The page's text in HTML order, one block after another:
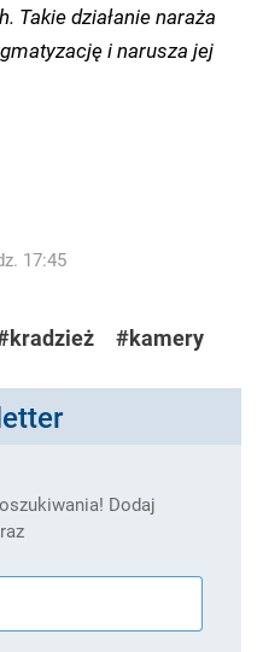
Takie działanie naraża
i narusza jej
17:45
#kamery
Dodaj